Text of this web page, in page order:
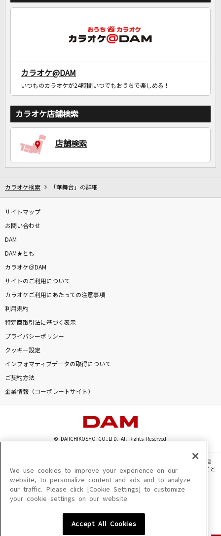
カラオケ@DAM
いつものカラオケが24時間いつでもおうちで楽しめる！
カラオケ店舗検索
店舗検索
カラオケ検索 「華舞台」の詳細
サイトマップ
お問い合わせ
DAM
DAM★とも
カラオケ＠DAM
サイトのご利用について
カラオケご利用にあたっての注意事項
利用規約
特定商取引法に基づく表示
プライバシーポリシー
クッキー設定
インフォマティブデータの取得について
ご契約方法
企業情報（コーポレートサイト）
© DAIICHIKOSHO CO.,LTD. All Rights Reserved.
このサイトに掲載されている一切の文章・画像・写真・動画・音声等を、手段や形態
を問わず、著作権法の定める範囲を超えて無断で複製、転載、ファイル化などすること
を禁じます。
楽曲及びコンテンツは、機種によりご利用いただけない場合があります。
楽曲及びコンテンツの配信日、配信内容が変更になる場合があります。
We use cookies to improve your experience on our
website, to personalize content and ads and to analyze
our traffic. Please click [Cookie Settings] to customize
your cookie settings on our website.
Accept All Cookies